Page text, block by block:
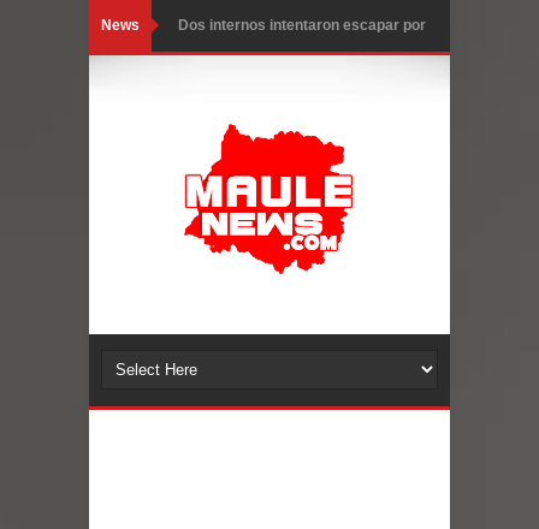
News Temporal obliga a cerrar
Chancho en Talca tras caída de
ramas cerca de carpas
Miles llegan a la Plaza de Armas de
Talca en el inicio de la Fiesta del
Torneo de Asadores reúne a 13